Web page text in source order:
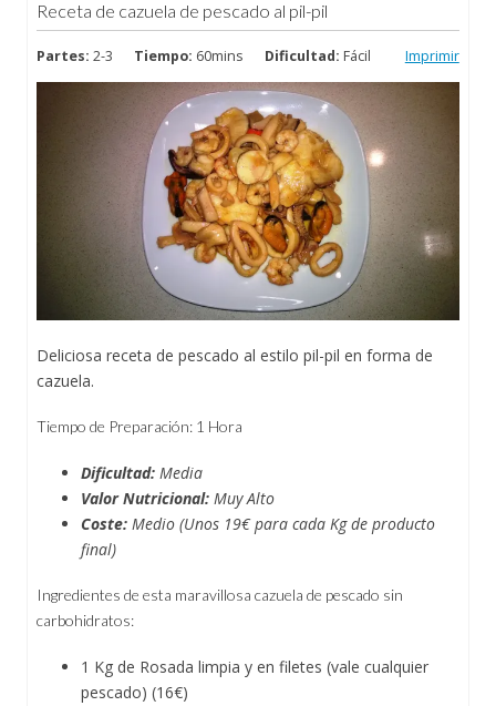
Receta de cazuela de pescado al pil-pil
Partes:2-3 Tiempo: 60mins Dificultad:Fácil Imprimir
Deliciosa receta de pescado al estilo pil-pil en forma de
cazuela.
Tiempo de Preparación: 1 Hora
Dificultad: Media
Valor Nutricional: Muy Alto
Coste: Medio (Unos 19€ para cada Kg de producto
final)
Ingredientes de esta maravillosa cazuela de pescado sin
carbohidratos:
1 Kg de Rosada limpia y en filetes (vale cualquier
pescado) (16€)